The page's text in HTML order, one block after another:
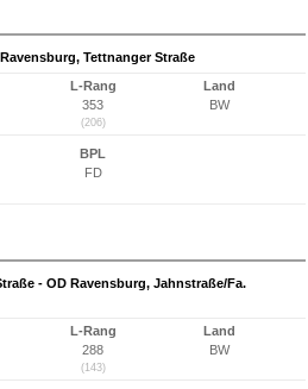
Tettnanger Straße
L-Rang
353
(206)
Land
BW
BPL
FD
- OD Ravensburg, Jahnstraße/Fa.
L-Rang
288
(143)
Land
BW